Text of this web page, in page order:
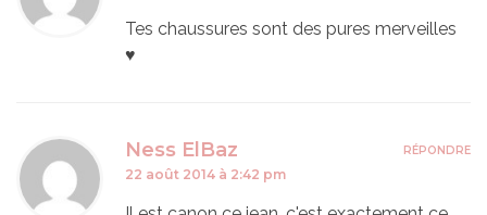
Tes chaussures sont des pures merveilles
♥
Ness ElBaz
22 août 2014 à 2:42 pm
RÉPONDRE